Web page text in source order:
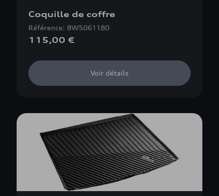
Coquille de coffre
Référence: 8W5061180
115,00 €
Voir détails